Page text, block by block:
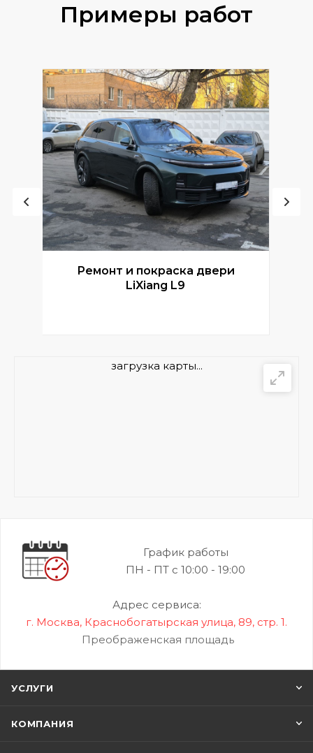
Примеры работ
Ремонт и покраска двери
LiXiang L9
загрузка карты...
График работы
ПН - ПТ с 10:00 - 19:00
Адрес сервиса:
г. Москва, Краснобогатырская улица, 89, стр. 1.
Преображенская площадь
УСЛУГИ
КОМПАНИЯ